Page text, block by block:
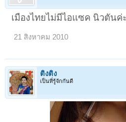
เมืองไทยไม่มีไอแซค นิวตันค่
21 สิงหาคม 2010
ติงติง
เป็นที่รู้จักกันดี